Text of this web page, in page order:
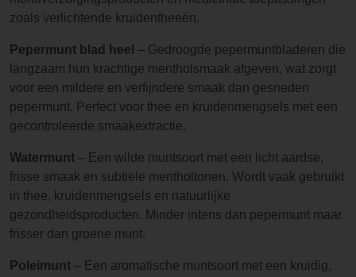
zoals verlichtende kruidentheeën.
Pepermunt blad heel – Gedroogde pepermuntbladeren die
langzaam hun krachtige mentholsmaak afgeven, wat zorgt
voor een mildere en verfijndere smaak dan gesneden
pepermunt. Perfect voor thee en kruidenmengsels met een
gecontroleerde smaakextractie.
Watermunt – Een wilde muntsoort met een licht aardse,
frisse smaak en subtiele mentholtonen. Wordt vaak gebruikt
in thee, kruidenmengsels en natuurlijke
gezondheidsproducten. Minder intens dan pepermunt maar
frisser dan groene munt.
Poleimunt – Een aromatische muntsoort met een kruidig,